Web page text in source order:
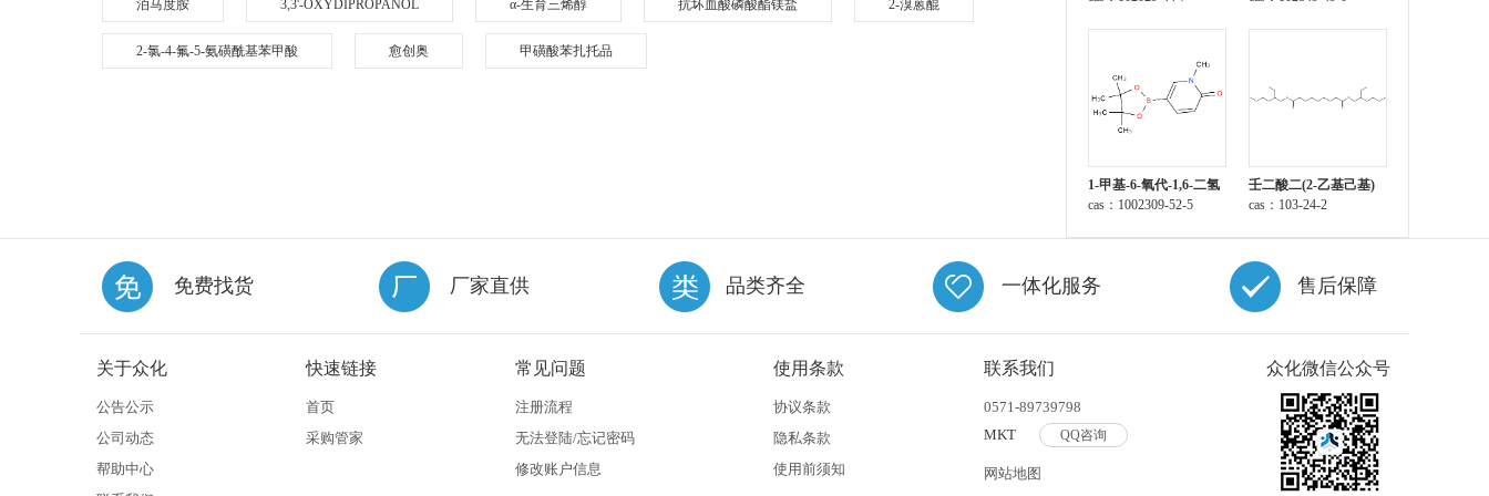
泊马度胺 3,3'-OXYDIPROPANOL α-生育三烯醇 抗坏血酸磷酸酯镁盐 2-溴蒽醌
2-氯-4-氟-5-氨磺酰基苯甲酸 愈创奥 甲磺酸苯扎托品
1-甲基-6-氧代-1,6-二氢
吡啶-3-硼酸频那醇酯
cas：1002309-52-5
壬二酸二(2-乙基己基)
酯
cas：103-24-2
免费找货 厂家直供 品类齐全 一体化服务 售后保障
关于众化
公告公示
公司动态
帮助中心
快速链接
首页
采购管家
常见问题
注册流程
无法登陆/忘记密码
修改账户信息
使用条款
协议条款
隐私条款
使用前须知
联系我们
0571-89739798
MKT
QQ咨询
网站地图
众化微信公众号